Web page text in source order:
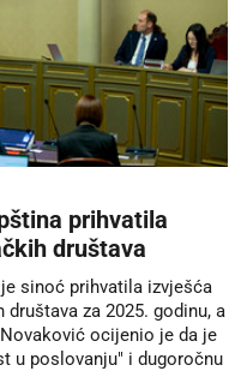
prihvatila
društava
sinoć prihvatila izvješća
za 2025. godinu, a
ocijenio je da je
u poslovanju" i dugoročnu